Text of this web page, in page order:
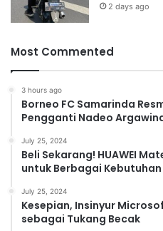
2 days ago
Most Commented
3 hours ago
Borneo FC Samarinda
Pengganti Nadeo
July 25, 2024
Beli Sekarang! HUAWEI
untuk Berbagai
July 25, 2024
Kesepian, Insinyur
sebagai Tukang Becak